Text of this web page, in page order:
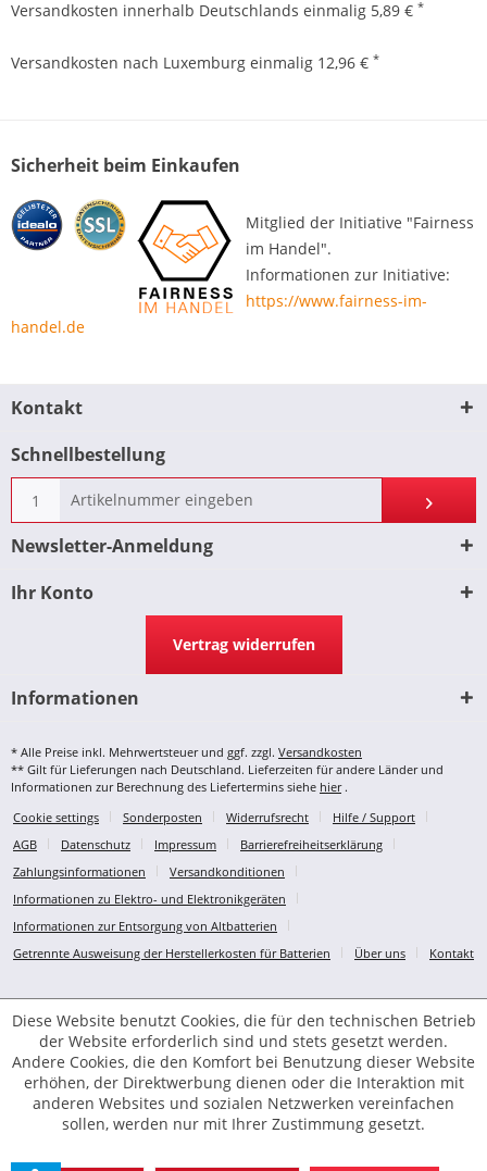
Versandkosten innerhalb Deutschlands einmalig 5,89 € *
Versandkosten nach Luxemburg einmalig 12,96 € *
Sicherheit beim Einkaufen
Mitglied der Initiative "Fairness
im Handel".
Informationen zur Initiative:
https://www.fairness-im-
handel.de
Kontakt
Schnellbestellung
Newsletter-Anmeldung
Ihr Konto
Vertrag widerrufen
Informationen
* Alle Preise inkl. Mehrwertsteuer und ggf. zzgl. Versandkosten
** Gilt für Lieferungen nach Deutschland. Lieferzeiten für andere Länder und
Informationen zur Berechnung des Liefertermins siehe hier.
Cookie settings
Sonderposten Widerrufsrecht
Hilfe / Support
AGB
Datenschutz Impressum
Barrierefreiheitserklärung
Zahlungsinformationen
Versandkonditionen
Informationen zu Elektro- und Elektronikgeräten
Informationen zur Entsorgung von Altbatterien
Getrennte Ausweisung der Herstellerkosten für Batterien
Über uns Kontakt
Diese Website benutzt Cookies, die für den technischen Betrieb
der Website erforderlich sind und stets gesetzt werden.
Andere Cookies, die den Komfort bei Benutzung dieser Website
erhöhen, der Direktwerbung dienen oder die Interaktion mit
anderen Websites und sozialen Netzwerken vereinfachen
sollen, werden nur mit Ihrer Zustimmung gesetzt.